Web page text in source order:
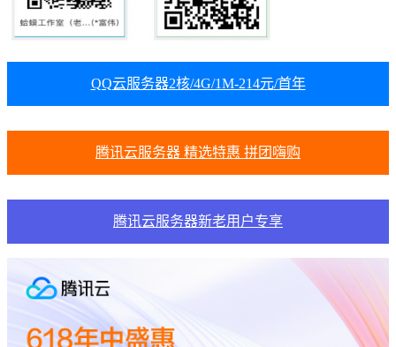
QQ云服务器2核/4G/1M-214元/首年
腾讯云服务器 精选特惠 拼团嗨购
腾讯云服务器新老用户专享